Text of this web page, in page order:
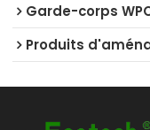
Garde-corps
Produits